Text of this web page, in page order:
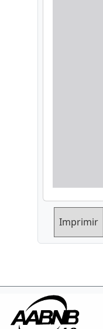
Imprimir